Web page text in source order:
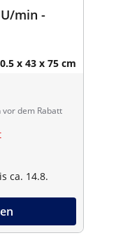
min -
x 43 x 75 cm
dem Rabatt
ca. 14.8.